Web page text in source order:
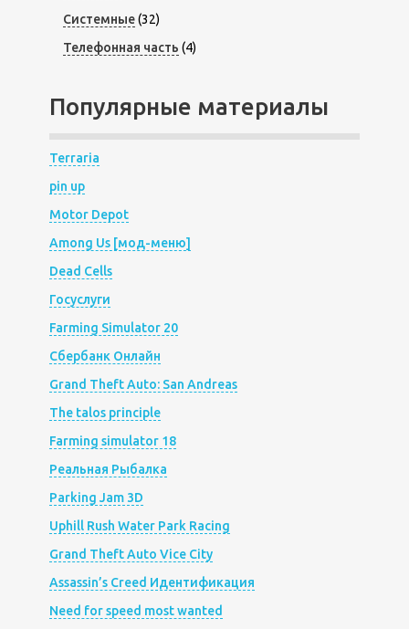
Системные(32)
Телефонная часть (4)
Популярные материалы
Terraria
pin up
Motor Depot
Among Us [мод-меню]
Dead Cells
Госуслуги
Farming Simulator 20
Сбербанк Онлайн
Grand Theft Auto: San Andreas
The talos principle
Farming simulator 18
Реальная Рыбалка
Parking Jam 3D
Uphill Rush Water Park Racing
Grand Theft Auto Vice City
Assassin’s Creed Идентификация
Need for speed most wanted